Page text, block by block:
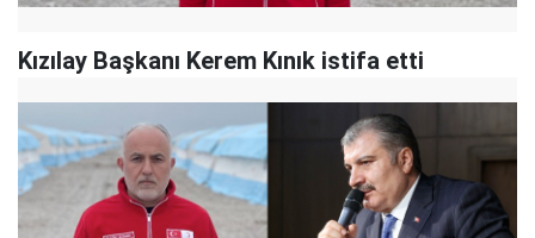
Kızılay Başkanı Kerem Kınık istifa etti